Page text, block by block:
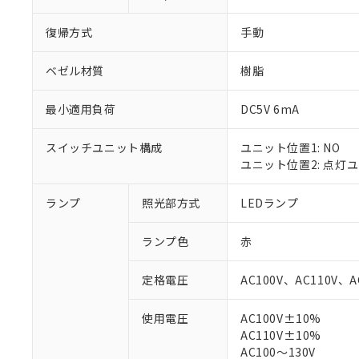
復帰方式 手動
ベゼル材質 樹脂
最小適用負荷 DC5V 6mA
スイッチユニット構成
ユニット位置1: NO
ユニット位置2: 点灯
ランプ 照光部方式 LEDランプ
ランプ色 赤
定格電圧 AC100V、AC110V、
使用電圧
AC100V±10%
AC110V±10%
AC100～130V
ご利用条件
※1 対応状況
対応済み：EU
対応予定：EU
対応予定なし：
調査・確認中：
非該当品：ライセ
仕入先様の事情に
※1 中国